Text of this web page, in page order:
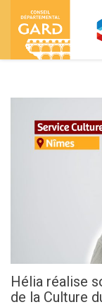
Hélia réalise
de la Culture